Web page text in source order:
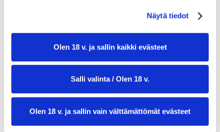
Näytä tiedot
Olen 18 v. ja sallin kaikki evästeet
Salli valinta / Olen 18 v.
Olen 18 v. ja sallin vain välttämättömät evästeet
150 g pakasteherneistä tai tuoreista
100 g pinaattia (tai lehtikaalia)
100 g pakastepapupapuja tai parsakaalia
1 tl sitruunankuorta raastettuna
suolaa
Tarjoiluun: